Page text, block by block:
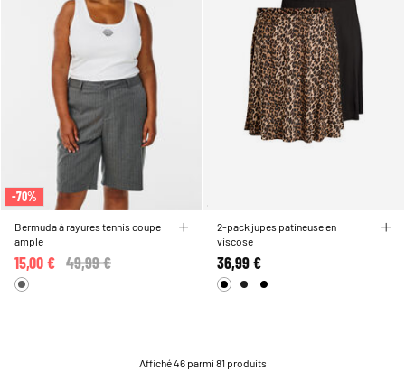
-70%
Bermuda à rayures tennis coupe
ample
Price reduced from
49,99 €
15,00 €
2-pack jupes patineuse en
viscose
36,99 €
Affiché 46 parmi 81 produits